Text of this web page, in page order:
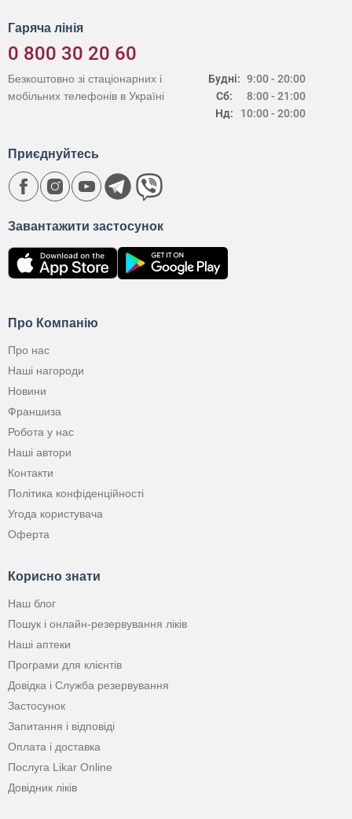
Гаряча лінія
0 800 30 20 60
Будні:
Сб:
Нд:
9:00 - 20:00
8:00 - 21:00
10:00 - 20:00
Безкоштовно зі стаціонарних і
мобільних телефонів в Україні
Про Компанію
Про нас
Наші нагороди
Новини
Франшиза
Робота у нас
Наші автори
Контакти
Політика конфіденційності
Угода користувача
Оферта
Корисно знати
Наш блог
Пошук і онлайн-резервування ліків
Наші аптеки
Програми для клієнтів
Довідка і Служба резервування
Застосунок
Запитання і відповіді
Оплата і доставка
Послуга Likar Online
Довідник ліків
Завантажити застосунок
Приєднуйтесь